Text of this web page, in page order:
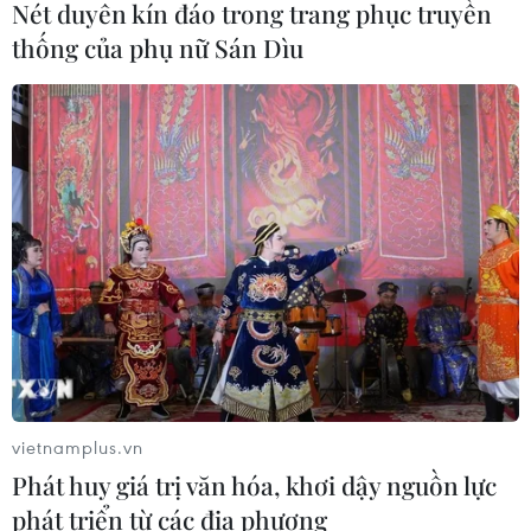
Nhật Bản: Nội các thông qua chính
sách giảm thuế tiêu thụ thực phẩm
05/08/2026 15:30
Xem thêm
CƠ QUAN CHỦ QUẢN: THÔNG TẤN XÃ VIỆT NAM
Tổng Biên tập: TRẦN TIẾN DUẨN
Phó Tổng Biên tập: NGUYỄN THỊ TÁM, KHÚC THANH
THỦY
Nét duyên kín đáo trong trang phục truyền
thống của phụ nữ Sán Dìu
vietnamplus.vn
Phát huy giá trị văn hóa, khơi dậy nguồn lực
phát triển từ các địa phương